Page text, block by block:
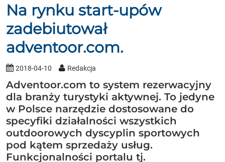
Na rynku start-upów
zadebiutował
adventoor.com.
2018-04-10 Redakcja
Adventoor.com to system rezerwacyjny
dla branży turystyki aktywnej. To jedyne
w Polsce narzędzie dostosowane do
specyfiki działalności wszystkich
outdoorowych dyscyplin sportowych
pod kątem sprzedaży usług.
Funkcjonalności portalu tj.